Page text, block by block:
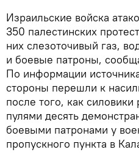
Израильские войска
350 палестинских
них слезоточивый газ,
и боевые патроны,
По информации
стороны перешли к
после того, как
пулями десять
боевыми патронами у
пропускного пункта в